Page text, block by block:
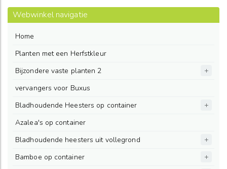
Webwinkel navigatie
Home
Planten met een Herfstkleur
Bijzondere vaste planten 2
vervangers voor Buxus
Bladhoudende Heesters op container
Azalea's op container
Bladhoudende heesters uit vollegrond
Bamboe op container